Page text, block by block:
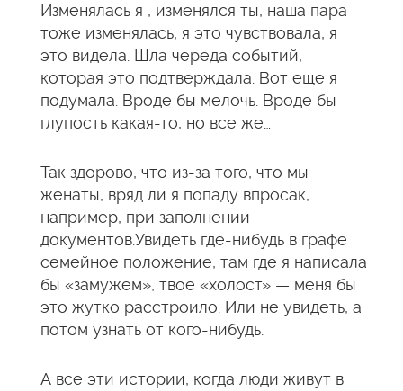
Изменялась я , изменялся ты, наша пара
тоже изменялась, я это чувствовала, я
это видела. Шла череда событий,
которая это подтверждала. Вот еще я
подумала. Вроде бы мелочь. Вроде бы
глупость какая-то, но все же…
Так здорово, что из-за того, что мы
женаты, вряд ли я попаду впросак,
например, при заполнении
документов.Увидеть где-нибудь в графе
семейное положение, там где я написала
бы «замужем», твое «холост» — меня бы
это жутко расстроило. Или не увидеть, а
потом узнать от кого-нибудь.
А все эти истории, когда люди живут в